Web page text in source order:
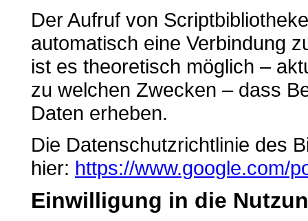
Der Aufruf von
automatisch eine Verbindung
ist es theoretisch möglich –
zu welchen Zwecken – dass
Daten erheben.
Die Datenschutzrichtlinie des
hier: https://www.google.com/
Einwilligung in die